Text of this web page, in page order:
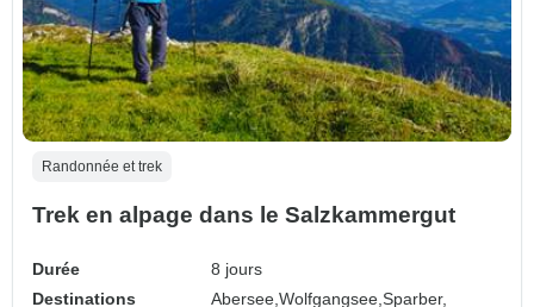
Randonnée et trek
Trek en alpage dans le Salzkammergut
Durée
8 jours
Destinations
Abersee,Wolfgangsee,Sparber,